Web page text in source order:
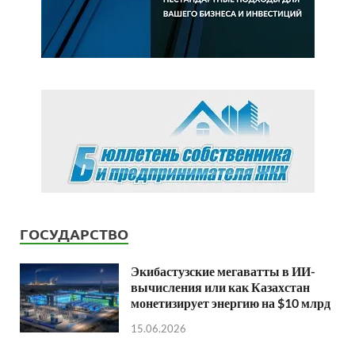
ГОСУДАРСТВО
Экибастузские мегаватты в ИИ-
вычисления или как Казахстан
монетизирует энергию на $10 млрд
15.06.2026